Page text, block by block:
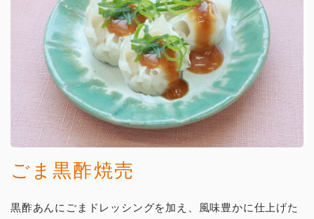
ごま黒酢焼売
黒酢あんにごまドレッシングを加え、風味豊かに仕上げた